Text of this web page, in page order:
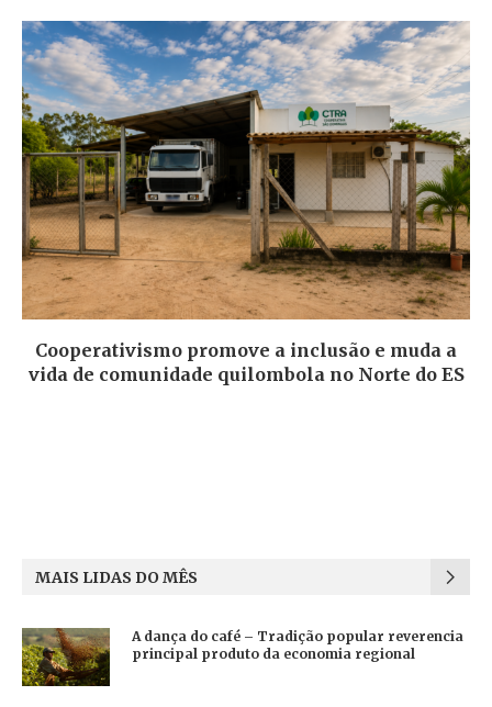
Cooperativismo promove a inclusão e muda a
vida de comunidade quilombola no Norte do ES
MAIS LIDAS DO MÊS
A dança do café – Tradição popular reverencia
principal produto da economia regional